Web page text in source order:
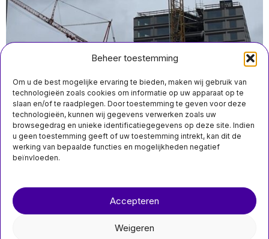
Beheer toestemming
Om u de best mogelijke ervaring te bieden, maken wij gebruik van
technologieën zoals cookies om informatie op uw apparaat op te
slaan en/of te raadplegen. Door toestemming te geven voor deze
technologieën, kunnen wij gegevens verwerken zoals uw
browsegedrag en unieke identificatiegegevens op deze site. Indien
u geen toestemming geeft of uw toestemming intrekt, kan dit de
werking van bepaalde functies en mogelijkheden negatief
beïnvloeden.
Accepteren
Weigeren
mei 29 12:40
Minder nieuwe woningen gebouwd in het eerste
kwartaal van 2026 dan vorig jaar
nieuwsimpuls.online